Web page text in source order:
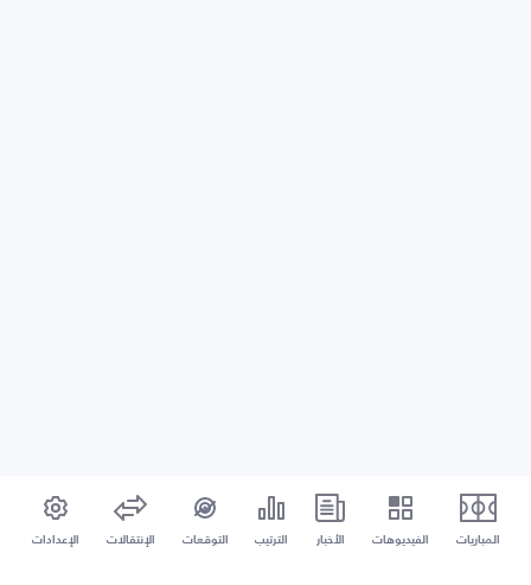
المباريات الفيديوهات الأخبار الترتيب التوقعات الإنتقالات الإعدادات